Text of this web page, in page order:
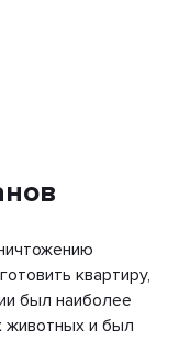
квартиру,
был наиболее
животных и был